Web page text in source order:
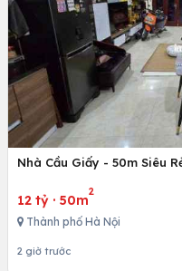
Nhà Cầu Giấy - 50m Siêu
12 tỷ · 50m
2
Thành phố Hà Nội
2 giờ trước